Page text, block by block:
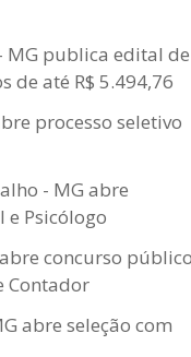
MG publica edital de
de até R$ 5.494,76
processo seletivo
- MG abre
e Psicólogo
concurso
Contador
abre seleção com